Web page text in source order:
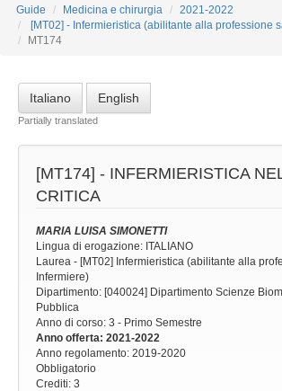
Guide Medicina e chirurgia
2021-2022
[MT02] - Infermieristica (abilitante alla professione
MT174
Italiano English
Partially translated
[MT174] - INFERMIERISTICA
CRITICA
MARIA LUISA SIMONETTI
Lingua di erogazione: ITALIANO
Laurea - [MT02] Infermieristica (abilitante alla
Infermiere)
Dipartimento: [040024] Dipartimento Scienze
Pubblica
Anno di corso: 3 - Primo Semestre
Anno offerta: 2021-2022
Anno regolamento: 2019-2020
Obbligatorio
Crediti: 3